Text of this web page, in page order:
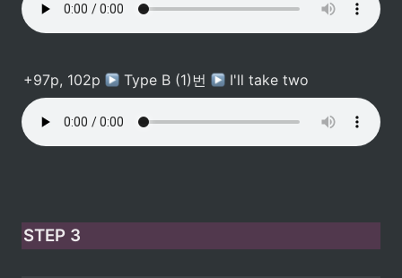
+97p, 102p Type B (1)번 I'll take two
STEP 3